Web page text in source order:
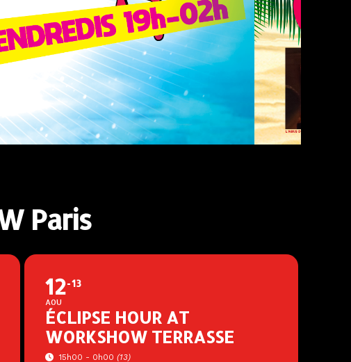
Paris
12
AOU
13
ÉCLIPSE HOUR AT
WORKSHOW TERRASSE
15h00 - 0h00(13)